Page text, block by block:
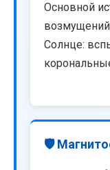
Основной
Солнце:
🛡️